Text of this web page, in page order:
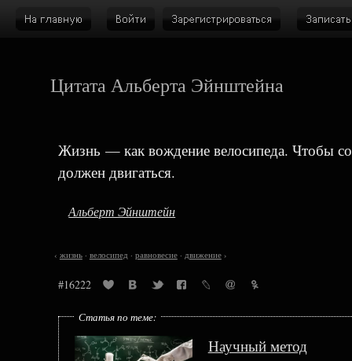
Цитата Альберта Эйнштейна
Жизнь — как вождение велосипеда. Чтобы
должен двигаться.
Альберт Эйнштейн
‹ жизнь· велосипед · равновесие· движение›
#16222
Статья по теме:
Научный метод